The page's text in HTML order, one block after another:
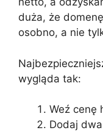
duża, że
osobno, a nie
wygląda tak:
Weź cenę
Dodaj